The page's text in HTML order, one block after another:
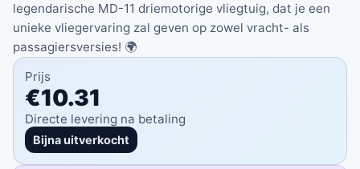
legendarische MD-11 driemotorige vliegtuig, dat je een
unieke vliegervaring zal geven op zowel vracht- als
passagiersversies! 🌍
Prijs
€10.31
Directe levering na betaling
Bijna uitverkocht